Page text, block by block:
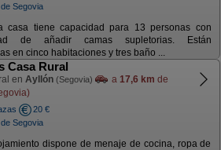
Segovia
casa tiene capacidad para 13 personas con
de añadir camas supletorias. Están
en cinco habitaciones y tres baño ...
Casa Rural
en Ayllón (Segovia) a 17,6 km de
20 €
Segovia
dispone de menaje de cocina, ropa de